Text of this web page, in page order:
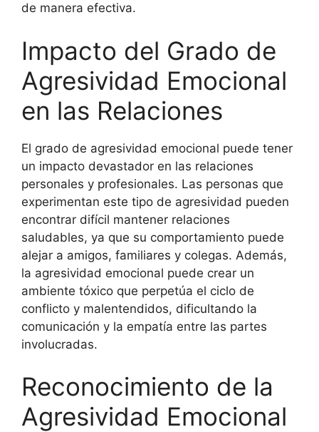
de manera efectiva.
Impacto del Grado de
Agresividad Emocional
en las Relaciones
El grado de agresividad emocional puede tener
un impacto devastador en las relaciones
personales y profesionales. Las personas que
experimentan este tipo de agresividad pueden
encontrar difícil mantener relaciones
saludables, ya que su comportamiento puede
alejar a amigos, familiares y colegas. Además,
la agresividad emocional puede crear un
ambiente tóxico que perpetúa el ciclo de
conflicto y malentendidos, dificultando la
comunicación y la empatía entre las partes
involucradas.
Reconocimiento de la
Agresividad Emocional